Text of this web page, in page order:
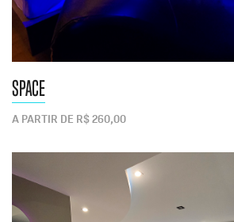
SPACE
A PARTIR DE R$ 260,00